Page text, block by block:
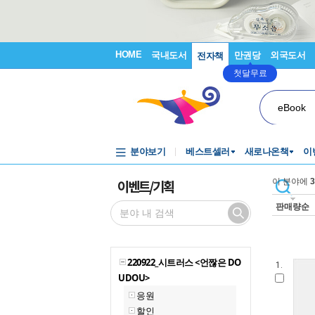
HOME 국내도서 전자책 만권당
첫달무료
외국도서
eBook
분야보기 베스트셀러 새로나온책 이
이벤트/기획
220922_시트러스 <언짢은 DO
UDOU>
응원
할인
이 분야에 3
판매량순
1.